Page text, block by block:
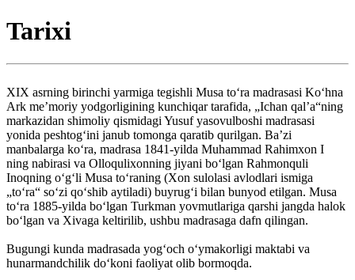
Tarixi
XIX asrning birinchi yarmiga tegishli Musa toʻra madrasasi Koʻhna
Ark meʼmoriy yodgorligining kunchiqar tarafida, „Ichan qalʼa“ning
markazidan shimoliy qismidagi Yusuf yasovulboshi madrasasi
yonida peshtogʻini janub tomonga qaratib qurilgan. Baʼzi
manbalarga koʻra, madrasa 1841-yilda Muhammad Rahimxon I
ning nabirasi va Olloqulixonning jiyani boʻlgan Rahmonquli
Inoqning oʻgʻli Musa toʻraning (Xon sulolasi avlodlari ismiga
„toʻra“ soʻzi qoʻshib aytiladi) buyrugʻi bilan bunyod etilgan. Musa
toʻra 1885-yilda boʻlgan Turkman yovmutlariga qarshi jangda halok
boʻlgan va Xivaga keltirilib, ushbu madrasaga dafn qilingan.
Bugungi kunda madrasada yogʻoch oʻymakorligi maktabi va
hunarmandchilik doʻkoni faoliyat olib bormoqda.